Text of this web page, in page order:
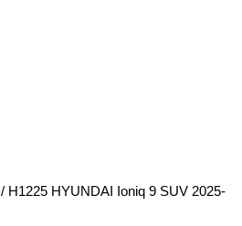
/ H1225 HYUNDAI Ioniq 9 SUV 2025-